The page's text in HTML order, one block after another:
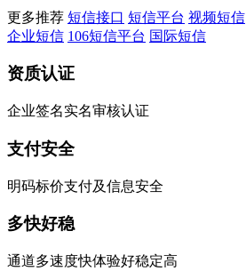
更多推荐 短信接口 短信平台 视频短信
企业短信 106短信平台 国际短信
资质认证
企业签名实名审核认证
支付安全
明码标价支付及信息安全
多快好稳
通道多速度快体验好稳定高